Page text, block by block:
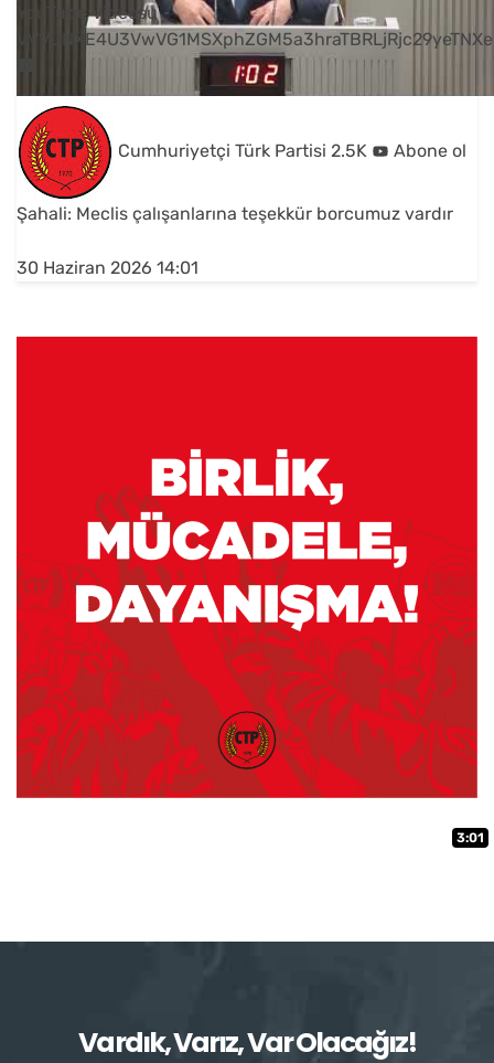
3:01
YouTube Videosu
Cumhuriyetçi Türk Partisi 2.5K Abone ol
Şahali: Meclis çalışanlarına teşekkür borcumuz vardır
30 Haziran 2026 14:01
Vardık, Varız, Var Olacağız!